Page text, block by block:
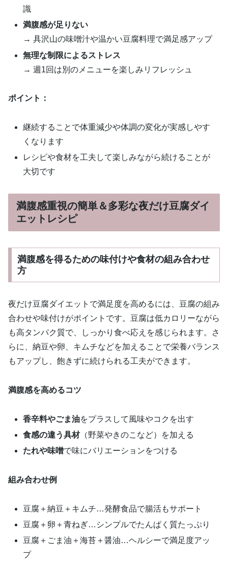
識
満腹感が足りない
→ 具沢山の味噌汁や温かい豆腐料理で満足感アップ
無理な制限によるストレス
→ 週1回は別のメニューを楽しみリフレッシュ
ポイント：
継続することで体重減少や体調の変化が実感しやす
くなります
レシピや食材を工夫して楽しみながら続けることが
大切です
満腹感重視の簡単＆多彩な夜だけ豆腐ダイ
エットレシピ
満腹感を得るための味付けや食材の組み合わせ
方
夜だけ豆腐ダイエットで満足度を高めるには、豆腐の組み
合わせや味付けがポイントです。豆腐は低カロリーながら
も高タンパク質で、しっかり食べ応えを感じられます。さ
らに、納豆や卵、キムチなどを加えることで栄養バランス
もアップし、飽きずに続けられる工夫ができます。
満腹感を高めるコツ
香辛料やごま油をプラスして風味やコクを出す
食感の違う具材（野菜やきのこなど）を加える
たれや味噌で味にバリエーションをつける
組み合わせ例
豆腐＋納豆＋キムチ…発酵食品で腸活もサポート
豆腐＋卵＋青ねぎ…シンプルでたんぱく質たっぷり
豆腐＋ごま油＋海苔＋醤油…ヘルシーで満足度アッ
プ